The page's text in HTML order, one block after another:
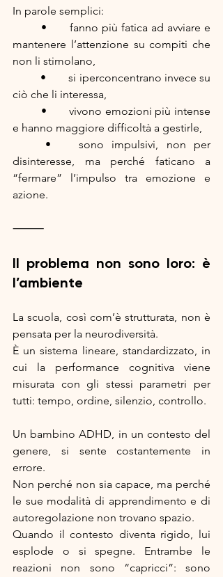
In parole semplici:
mantenere l’attenzione su compiti che
non li stimolano,
ciò che li interessa,
e hanno maggiore difficoltà a gestirle,
disinteresse, ma perché faticano a
“fermare” l’impulso tra emozione e
azione.
⸻
Il problema non sono loro: è
l’ambiente
La scuola, così com’è strutturata, non è
pensata per la neurodiversità.
È un sistema lineare, standardizzato, in
cui la performance cognitiva viene
misurata con gli stessi parametri per
tutti: tempo, ordine, silenzio, controllo.
Un bambino ADHD, in un contesto del
genere, si sente costantemente in
errore.
Non perché non sia capace, ma perché
le sue modalità di apprendimento e di
autoregolazione non trovano spazio.
Quando il contesto diventa rigido, lui
esplode o si spegne. Entrambe le
reazioni non sono “capricci”: sono